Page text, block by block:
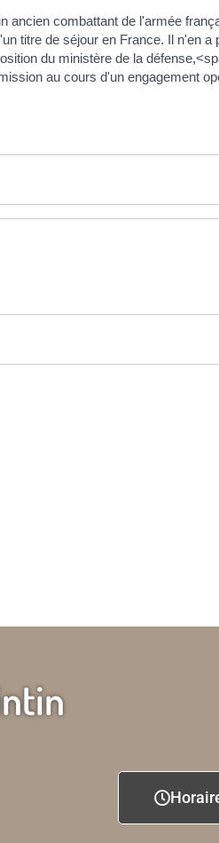
ancien combattant de l'armée
titre de séjour en France. Il n'en a
du ministère de la
au cours d'un engagement